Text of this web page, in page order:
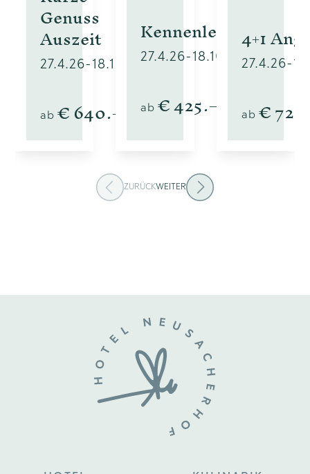
Genuss
Auszeit
27.4.26- 18.10.26
ab €640.–
Kennenlerntage
27.4.26- 18.10.26
ab €425.–
4+1
27.4.26-
ab €720
ZURÜCKWEITER